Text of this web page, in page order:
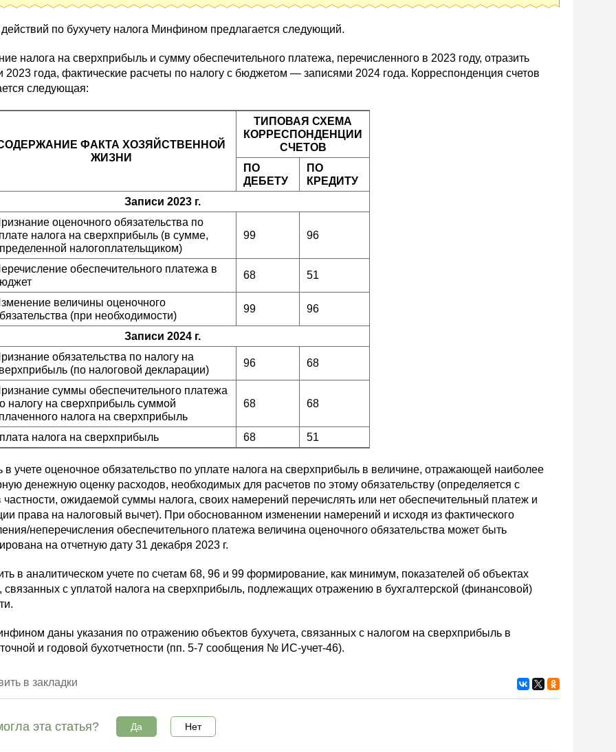
по бухучету налога Минфином предлагается следующий.
налога на сверхприбыль и сумму обеспечительного платежа, перечисленного в 2023 году, отразить
2023 года, фактические расчеты по налогу с бюджетом — записями 2024 года. Корреспонденция счетов
следующая:
ФАКТА ХОЗЯЙСТВЕННОЙ
ЖИЗНИ
ТИПОВАЯ СХЕМА
КОРРЕСПОНДЕНЦИИ
СЧЕТОВ
ПО
ДЕБЕТУ
ПО
КРЕДИТУ
Записи 2023 г.
оценочного обязательства по
налога на сверхприбыль (в сумме,
налогоплательщиком)
99 96
обеспечительного платежа в
68 51
величины оценочного
(при необходимости)
99 96
Записи 2024 г.
обязательства по налогу на
(по налоговой декларации)
96 68
суммы обеспечительного платежа
налогу на сверхприбыль суммой
налога на сверхприбыль
68 68
налога на сверхприбыль 68 51
в учете оценочное обязательство по уплате налога на сверхприбыль в величине, отражающей наиболее
денежную оценку расходов, необходимых для расчетов по этому обязательству (определяется с
частности, ожидаемой суммы налога, своих намерений перечислять или нет обеспечительный платеж и
права на налоговый вычет). При обоснованном изменении намерений и исходя из фактического
неперечисления обеспечительного платежа величина оценочного обязательства может быть
на отчетную дату 31 декабря 2023 г.
в аналитическом учете по счетам 68, 96 и 99 формирование, как минимум, показателей об объектах
связанных с уплатой налога на сверхприбыль, подлежащих отражению в бухгалтерской (финансовой)
даны указания по отражению объектов бухучета, связанных с налогом на сверхприбыль в
и годовой бухотчетности (пп. 5-7 сообщения № ИС-учет-46).
в закладки
эта статья? Да Нет